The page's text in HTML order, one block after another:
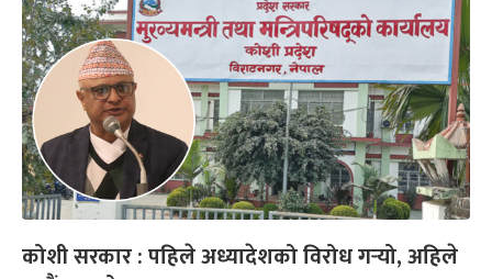
कोशी सरकार : पहिले अध्यादेशको विरोध गर्‍यो, अहिले